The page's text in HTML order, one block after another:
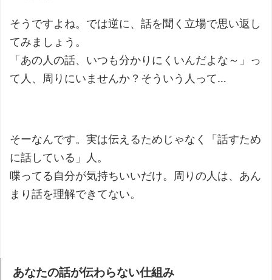
そうですよね。では逆に、話を聞く立場で思い返し
てみましょう。
「あの人の話、いつも分かりにくいんだよな～」っ
て人、周りにいませんか？そういう人って…
そーなんです。実は伝えるためじゃなく「話すため
に話している」人。
喋ってる自分が気持ちいいだけ。周りの人は、あん
まり話を理解できてない。
あなたの話が伝わらない仕組み